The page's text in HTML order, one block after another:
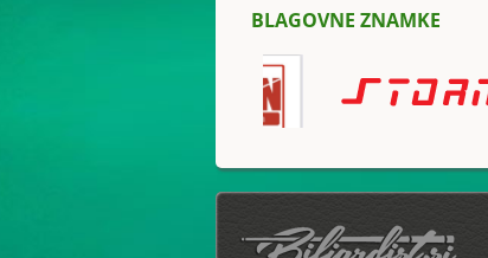
BLAGOVNE ZNAMKE